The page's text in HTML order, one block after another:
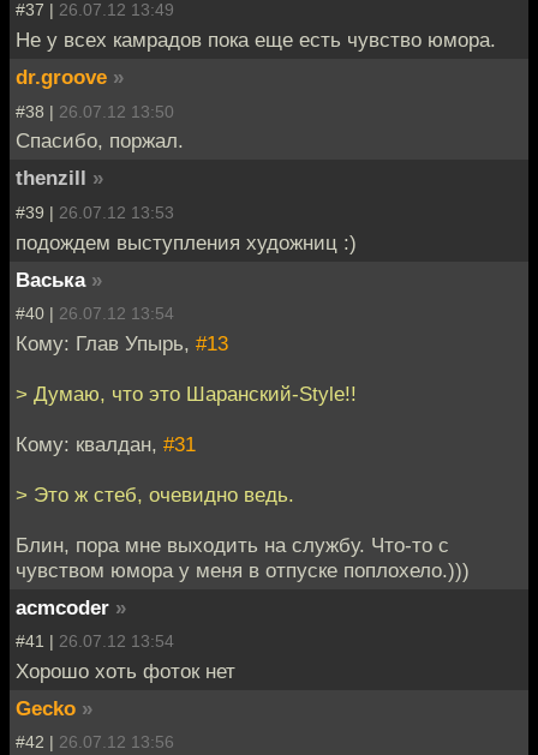
#37 | 26.07.12 13:49
Не у всех камрадов пока еще есть чувство юмора.
dr.groove »
#38 | 26.07.12 13:50
Спасибо, поржал.
thenzill »
#39 | 26.07.12 13:53
подождем выступления художниц :)
Васька »
#40 | 26.07.12 13:54
Кому: Глав Упырь, #13
> Думаю, что это Шаранский-Style!!
Кому: квалдан, #31
> Это ж стеб, очевидно ведь.
Блин, пора мне выходить на службу. Что-то с
чувством юмора у меня в отпуске поплохело.)))
acmcoder »
#41 | 26.07.12 13:54
Хорошо хоть фоток нет
Gecko »
#42 | 26.07.12 13:56